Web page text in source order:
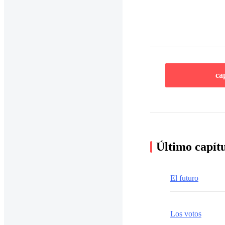
Último
El futuro
Los votos